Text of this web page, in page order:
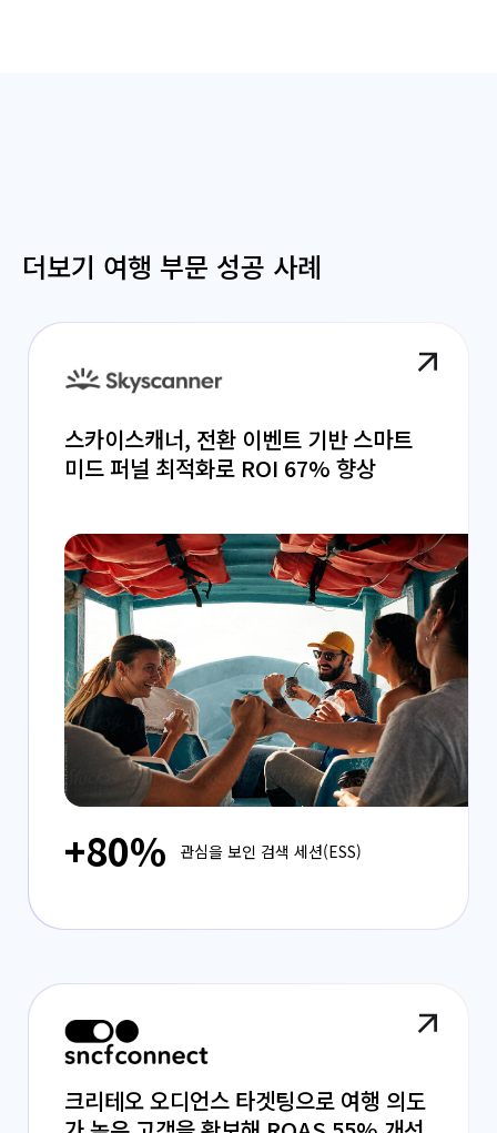
더보기 여행 부문 성공 사례
스카이스캐너, 전환 이벤트 기반 스마트
미드 퍼널 최적화로 ROI 67% 향상
+80% 관심을 보인 검색 세션(ESS)
크리테오 오디언스 타겟팅으로 여행 의도